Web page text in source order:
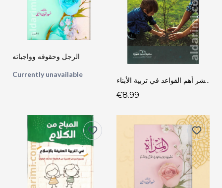
الرجل وحقوقه وواجباته
Currently unavailable
القواعد العشر أهم القواعد في تربية الأبناء
€8.99